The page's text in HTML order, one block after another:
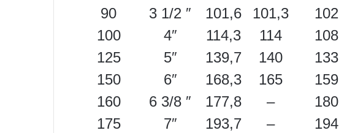
90
3 1/2 ″ 101,6 101,3 102
100
4″ 114,3 114 108
125
5″ 139,7 140 133
150
6″ 168,3 165 159
160
6 3/8 ″ 177,8 – 180
175
7″ 193,7 – 194